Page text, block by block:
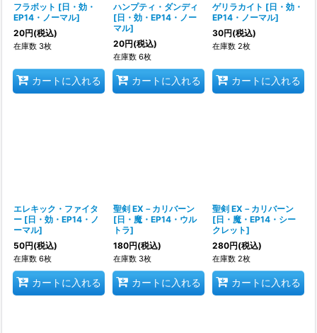
フラボット [日・効・
EP14・ノーマル]
20円(税込)
在庫数 3枚
カートに入れる
ハンプティ・ダンディ
[日・効・EP14・ノー
マル]
20円(税込)
在庫数 6枚
カートに入れる
ゲリラカイト [日・効・
EP14・ノーマル]
30円(税込)
在庫数 2枚
カートに入れる
エレキック・ファイタ
ー [日・効・EP14・ノ
ーマル]
50円(税込)
在庫数 6枚
カートに入れる
聖剣 EX－カリバーン
[日・魔・EP14・ウル
トラ]
180円(税込)
在庫数 3枚
カートに入れる
聖剣 EX－カリバーン
[日・魔・EP14・シー
クレット]
280円(税込)
在庫数 2枚
カートに入れる